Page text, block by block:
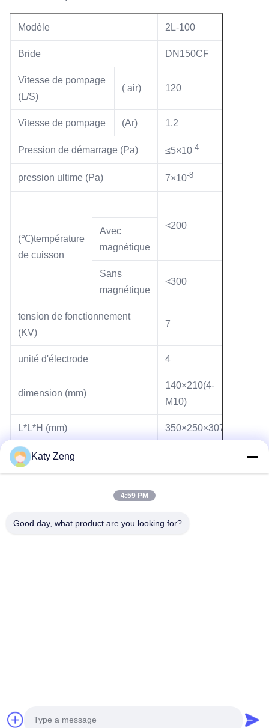
Modèle 2L-100
Bride DN150CF
Vitesse de pompage
(L/S)
( air) 120
Vitesse de pompage (Ar) 1.2
Pression de démarrage (Pa) ≤5×10-4
pression ultime (Pa) 7×10-8
(℃)température
de cuisson
<200
Avec
magnétique
Sans
magnétique
<300
tension de fonctionnement
(KV)
7
unité d'électrode 4
dimension (mm)
140×210(4-
M10)
L*L*H (mm) 350×250×307
(kg) poids
Les étiquettes: Pompes à ions de cellules stellaires
© 2019- KYKY TECHNOLOGY CO., LTD.. Tout. Les droits sont réservés.
Katy Zeng
4:59 PM
Good day, what product are you looking for?